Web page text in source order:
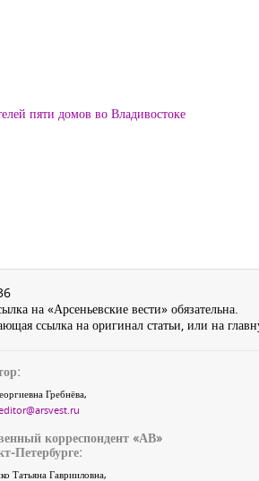
пяти домов во Владивостоке
на «Арсеньевские вести» обязательна.
ссылка на оригинал статьи, или на
Гребнёва,
корреспондент «АВ»
Петербурге:
Татьяна Гаврииловна,